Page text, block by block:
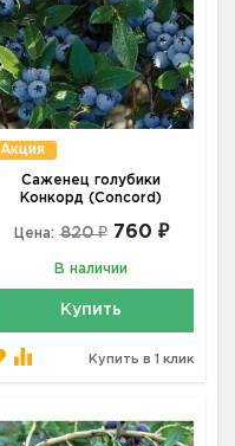
Акция
Саженец голубики
Конкорд (Concord)
Цена: 820 ₽ 760 ₽
В наличии
Купить
Купить в 1 клик